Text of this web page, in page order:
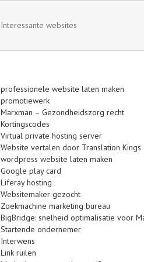
Interessante websites
professionele website laten maken
promotiewerk
Marxman – Gezondheidszorg recht
Kortingscodes
Virtual private hosting server
Website vertalen door Translation Kings
wordpress website laten maken
Google play card
Liferay hosting
Websitemaker gezocht
Zoekmachine marketing bureau
BigBridge: snelheid optimalisatie voor
Startende ondernemer
Interwens
Link ruilen